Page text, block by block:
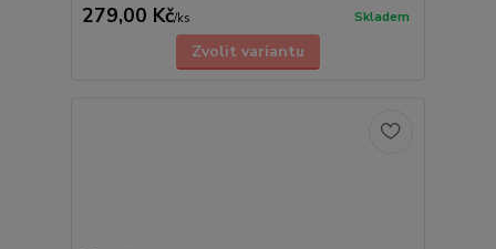
279,00 Kč/ks Skladem
Zvolit variantu